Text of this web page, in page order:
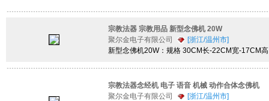
宗教法器 宗教用品 新型念佛机 20W
聚尔金电子有限公司
[浙江/温州市]
新型念佛机20W：规格 30CM长-22CM宽-17CM
宗教法器念经机 电子 语音 机械 动作合体念佛机
聚尔金电子有限公司
[浙江/温州市]